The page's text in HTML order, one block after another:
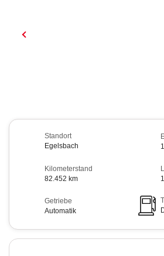
Standort
Egelsbach
Kilometerstand
82.452 km
Getriebe
Automatik